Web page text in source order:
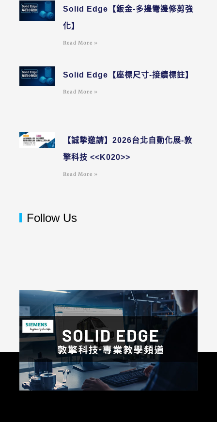
Solid Edge【鈑金-多邊彎邊修剪強
化】
Read More »
Solid Edge【座標尺寸-接續標註】
Read More »
【誠摯邀請】2026台北自動化展-敦
擎科技 <<K020>>
Read More »
Follow Us